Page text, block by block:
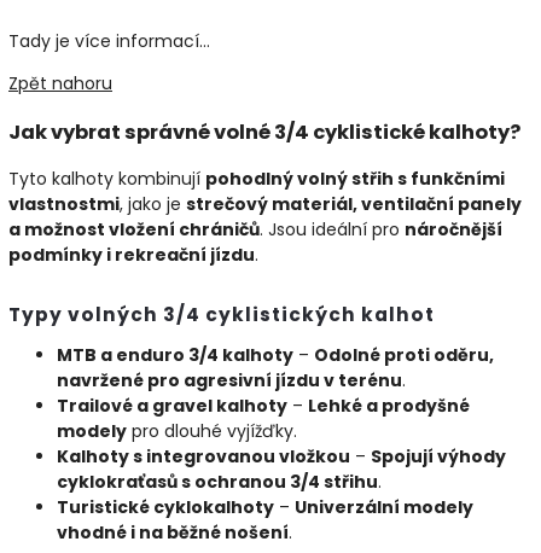
Tady je více informací...
Zpět nahoru
Jak vybrat správné volné 3/4 cyklistické kalhoty?
Tyto kalhoty kombinují pohodlný volný střih s funkčními
vlastnostmi, jako je strečový materiál, ventilační panely
a možnost vložení chráničů. Jsou ideální pro náročnější
podmínky i rekreační jízdu.
Typy volných 3/4 cyklistických kalhot
MTB a enduro 3/4 kalhoty – Odolné proti oděru,
navržené pro agresivní jízdu v terénu.
Trailové a gravel kalhoty – Lehké a prodyšné
modely pro dlouhé vyjížďky.
Kalhoty s integrovanou vložkou – Spojují výhody
cyklokraťasů s ochranou 3/4 střihu.
Turistické cyklokalhoty – Univerzální modely
vhodné i na běžné nošení.